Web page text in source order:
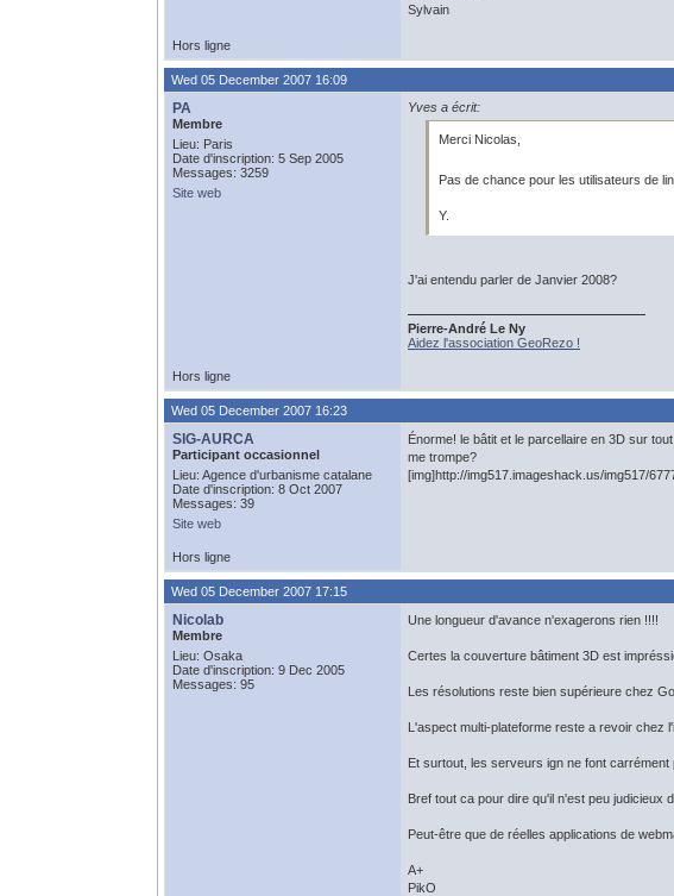
Sylvain
Hors ligne
Wed 05 December 2007 16:09
PA
Membre
Lieu: Paris
Date d'inscription: 5 Sep 2005
Messages: 3259
Site web
Yves a écrit:
Merci Nicolas,
Pas de chance pour les utilisateurs de
Y.
J'ai entendu parler de Janvier 2008?
Pierre-André Le Ny
Aidez l'association GeoRezo !
Hors ligne
Wed 05 December 2007 16:23
SIG-AURCA
Participant occasionnel
Lieu: Agence d'urbanisme catalane
Date d'inscription: 8 Oct 2007
Messages: 39
Site web
Énorme! le bâtit et le parcellaire en 3D sur
me trompe?
[img]http://img517.imageshack.us/img517/
Hors ligne
Wed 05 December 2007 17:15
Nicolab
Membre
Lieu: Osaka
Date d'inscription: 9 Dec 2005
Messages: 95
Une longueur d'avance n'exagerons rien !!!!
Certes la couverture bâtiment 3D est
Les résolutions reste bien supérieure chez
L'aspect multi-plateforme reste a revoir chez
Et surtout, les serveurs ign ne font carrément
Bref tout ca pour dire qu'il n'est peu judicieux
Peut-être que de réelles applications de
A+
PikO